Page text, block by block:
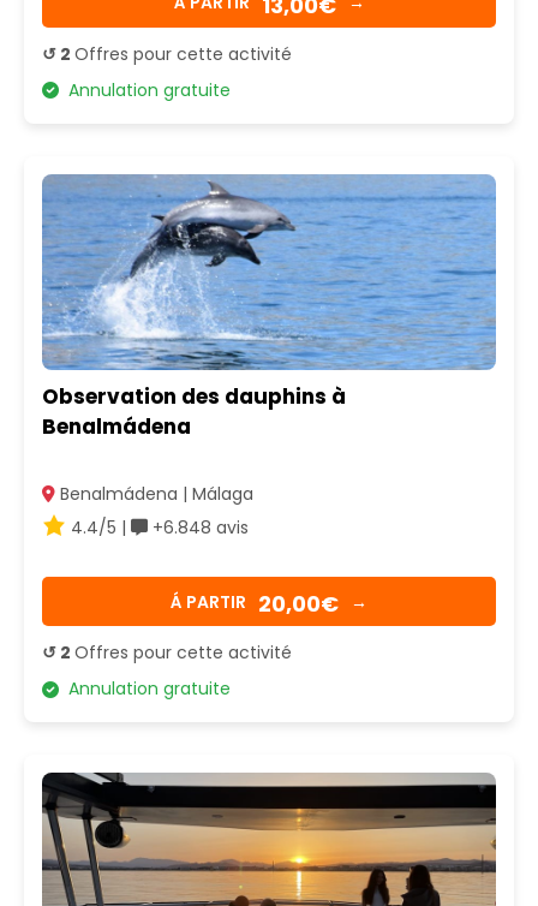
↺ 2 Offres pour cette activité
Annulation gratuite
Observation des dauphins à
Benalmádena
Benalmádena | Málaga
4.4/5 |
+6.848 avis
Á PARTIR 20,00€ →
↺ 2 Offres pour cette activité
Annulation gratuite